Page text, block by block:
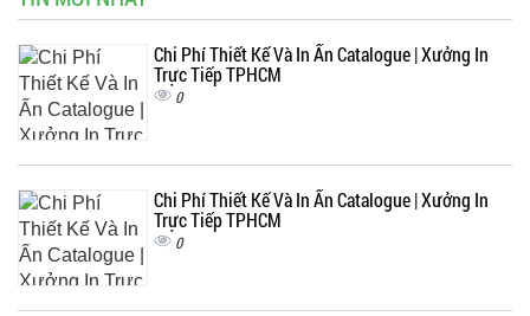
Chi Phí Thiết Kế Và In Ấn Catalogue | Xưởng In
Trực Tiếp TPHCM
0
Chi Phí Thiết Kế Và In Ấn Catalogue | Xưởng In
Trực Tiếp TPHCM
0